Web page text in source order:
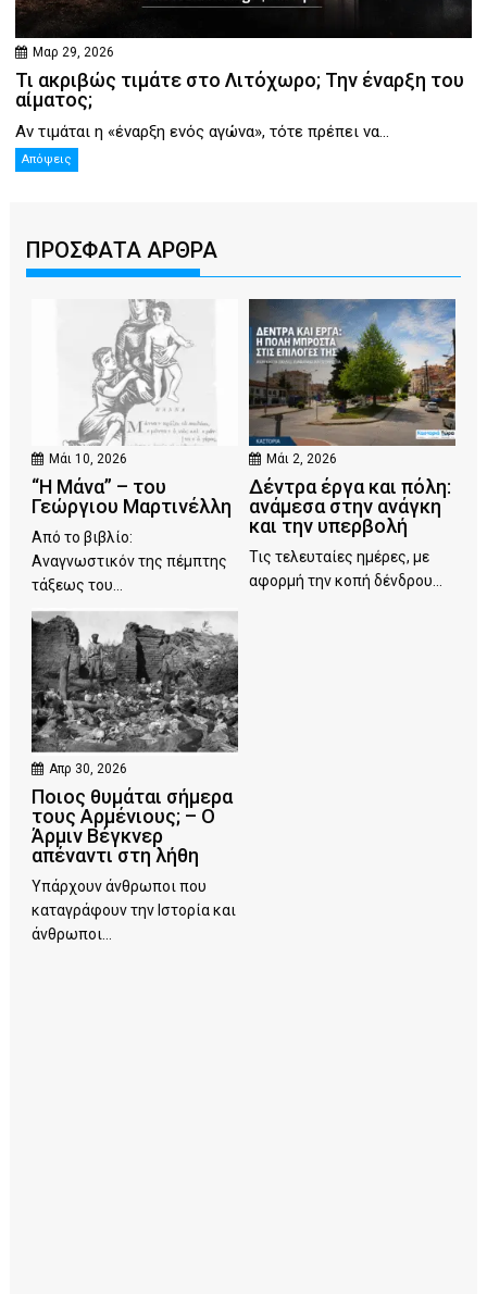
Μαρ 29, 2026
Τι ακριβώς τιμάτε στο Λιτόχωρο; Την έναρξη του
αίματος;
Αν τιμάται η «έναρξη ενός αγώνα», τότε πρέπει να...
Απόψεις
ΠΡΟΣΦΑΤΑ ΑΡΘΡΑ
Μάι 10, 2026
“Η Μάνα” – του
Γεώργιου Μαρτινέλλη
Από το βιβλίο:
Αναγνωστικόν της πέμπτης
τάξεως του...
Μάι 2, 2026
Δέντρα έργα και πόλη:
ανάμεσα στην ανάγκη
και την υπερβολή
Τις τελευταίες ημέρες, με
αφορμή την κοπή δένδρου...
Απρ 30, 2026
Ποιος θυμάται σήμερα
τους Αρμένιους; – Ο
Άρμιν Βέγκνερ
απέναντι στη λήθη
Υπάρχουν άνθρωποι που
καταγράφουν την Ιστορία και
άνθρωποι...